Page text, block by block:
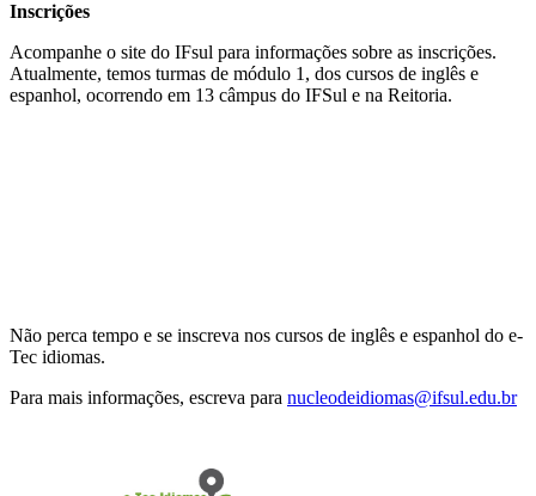
Inscrições
Acompanhe o site do IFsul para informações sobre as inscrições.
Atualmente, temos turmas de módulo 1, dos cursos de inglês e
espanhol, ocorrendo em 13 câmpus do IFSul e na Reitoria.
Não perca tempo e se inscreva nos cursos de inglês e espanhol do e-
Tec idiomas.
Para mais informações, escreva para nucleodeidiomas@ifsul.edu.br